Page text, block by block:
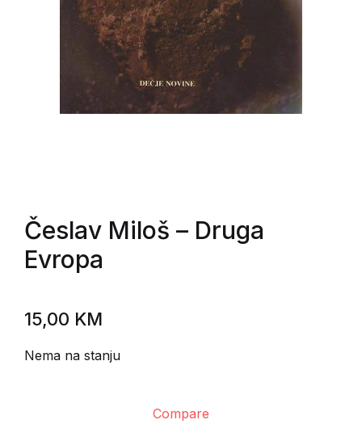
Česlav Miloš – Druga
Evropa
15,00 KM
Nema na stanju
Compare